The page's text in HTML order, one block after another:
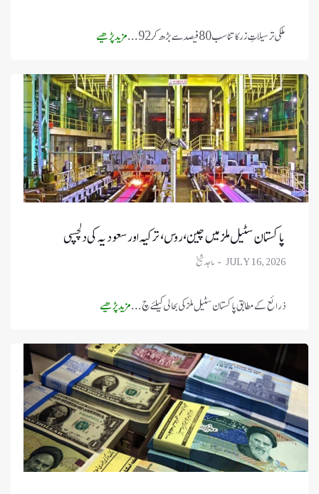
ملکی ترسیلاتِ زر کا تناسب 80 فیصد سے بڑھ کر 92 ... مزید پڑھیے
پاکستان سٹیل ملز میں چین، روس، ترکیہ اور سعودیہ کی دلچسپی
JULY 16, 2026
ذرائع کے مطابق پاکستان سٹیل ملز کی بحالی کیلئے چ ...مزید پڑھیے